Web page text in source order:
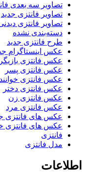
تصاویر سه بعدی
تصاویر فانتزی جدید
تصاویر فانتزی
دسته‌بندی نشده
طرح فانتزی جدید
عکس اینستاگرام
عکس فانتزی
عکس فانتزی پسر
عکس فانتزی
عکس فانتزی دختر
عکس فانتزی زن
عکس فانتزی مرد
عکس های فانتزی
عکس های فانتزی
فانتزی
مدل فانتزی
اطلاعات